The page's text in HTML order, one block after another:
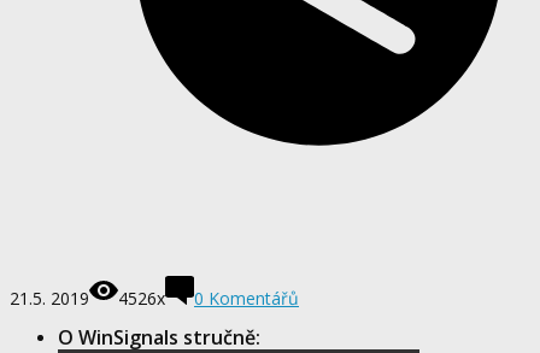
21.5. 2019 4526x 0 Komentářů
O WinSignals stručně: